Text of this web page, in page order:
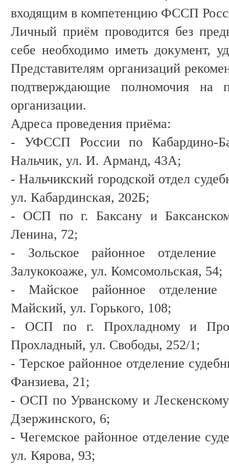
входящим в компетенцию ФССП
Личный приём проводится без
себе необходимо иметь документ,
Представителям организаций
подтверждающие полномочия на
организации.
Адреса проведения приёма:
- УФССП России по Кабардино-
Нальчик, ул. И. Арманд, 43А;
- Нальчикский городской отдел
ул. Кабардинская, 202Б;
- ОСП по г. Баксану и
Ленина, 72;
- Зольское районное отделение
Залукокоаже, ул. Комсомольская, 54;
- Майское районное отделение
Майский, ул. Горького, 108;
- ОСП по г. Прохладному и
Прохладный, ул. Свободы, 252/1;
- Терское районное отделение
Фанзиева, 21;
- ОСП по Урванскому и
Дзержинского, 6;
- Чегемское районное отделение
ул. Кярова, 93;